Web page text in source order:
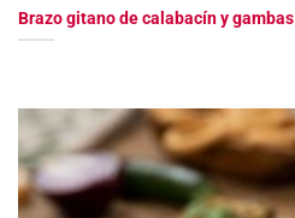
Brazo gitano de calabacín y gambas